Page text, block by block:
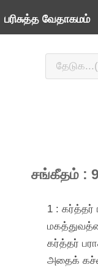
பரிசுத்த வேதாகமம்
சங்கீதம் :
1 : கர்த்தர்
கர்த்தர்
அதைக்